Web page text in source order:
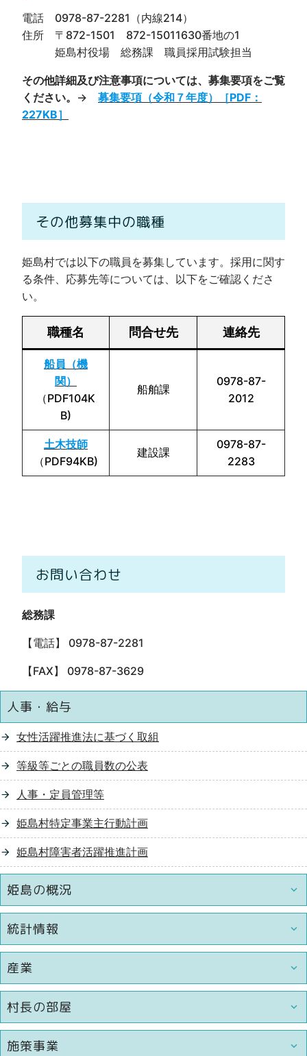
電話 0978-87-2281（内線214）
住所 〒872-1501 872-15011630番地の1
姫島村役場 総務課 職員採用試験担当
その他詳細及び注意事項については、募集要項をご覧
ください。 → 募集要項（令和７年度）［PDF：
227KB］
その他募集中の職種
姫島村では以下の職員を募集しています。採用に関す
る条件、応募先等については、以下をご確認くださ
い。
職種名 問合せ先 連絡先
船員（機
関）
（PDF104K
B)
船舶課
0978-87-
2012
土木技師
（PDF94KB)
建設課
0978-87-
2283
お問い合わせ
総務課
【電話】 0978-87-2281
【FAX】 0978-87-3629
人事・給与
女性活躍推進法に基づく取組
等級等ごとの職員数の公表
人事・定員管理等
姫島村特定事業主行動計画
姫島村障害者活躍推進計画
姫島の概況
統計情報
産業
村長の部屋
施策事業